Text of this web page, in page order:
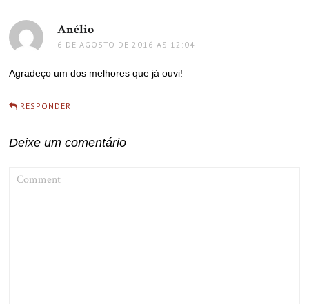
Anélio
6 DE AGOSTO DE 2016 ÀS 12:04
Agradeço um dos melhores que já ouvi!
RESPONDER
Deixe um comentário